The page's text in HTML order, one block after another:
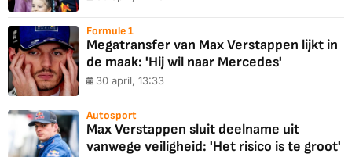
Formule 1
Megatransfer van Max Verstappen lijkt in
de maak: 'Hij wil naar Mercedes'
30 april, 13:33
Autosport
Max Verstappen sluit deelname uit
vanwege veiligheid: 'Het risico is te groot'